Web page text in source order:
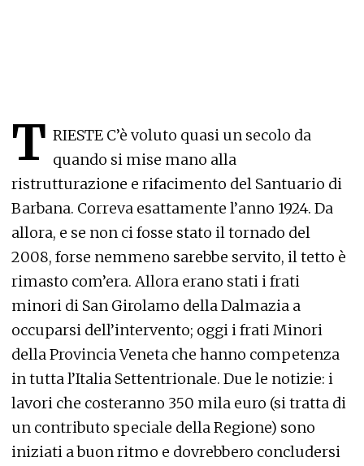
T RIESTE C’è voluto quasi un secolo da
quando si mise mano alla
ristrutturazione e rifacimento del Santuario di
Barbana. Correva esattamente l’anno 1924. Da
allora, e se non ci fosse stato il tornado del
2008, forse nemmeno sarebbe servito, il tetto è
rimasto com’era. Allora erano stati i frati
minori di San Girolamo della Dalmazia a
occuparsi dell’intervento; oggi i frati Minori
della Provincia Veneta che hanno competenza
in tutta l’Italia Settentrionale. Due le notizie: i
lavori che costeranno 350 mila euro (si tratta di
un contributo speciale della Regione) sono
iniziati a buon ritmo e dovrebbero concludersi